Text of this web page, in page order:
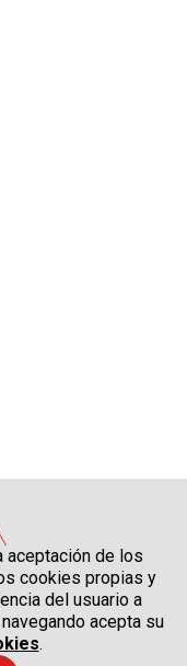
aceptación de los
cookies propias y
del usuario a
acepta su
.